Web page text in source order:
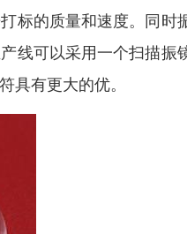
标的质量和速度。同
线可以采用一个扫描
具有更大的优。